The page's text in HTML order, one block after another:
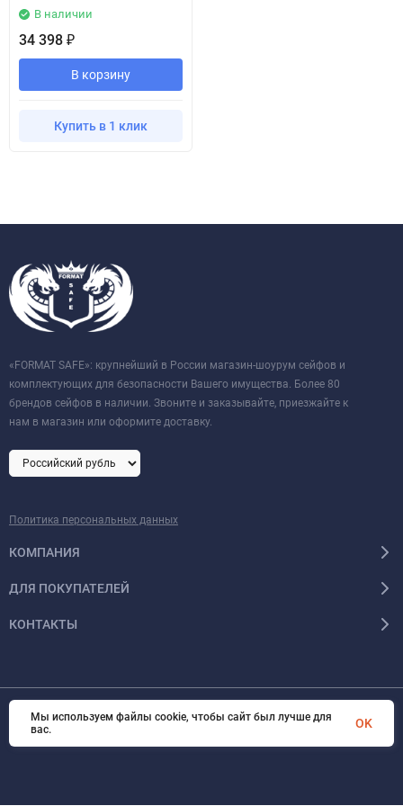
В наличии
34 398 ₽
В корзину
Купить в 1 клик
«FORMAT SAFE»: крупнейший в России магазин-шоурум сейфов и
комплектующих для безопасности Вашего имущества. Более 80
брендов сейфов в наличии. Звоните и заказывайте, приезжайте к
нам в магазин или оформите доставку.
Политика персональных данных
КОМПАНИЯ
ДЛЯ ПОКУПАТЕЛЕЙ
КОНТАКТЫ
© 2026 Format-safe.ru Все права защищены
Мы используем файлы cookie, чтобы сайт был лучше для
вас.
OK